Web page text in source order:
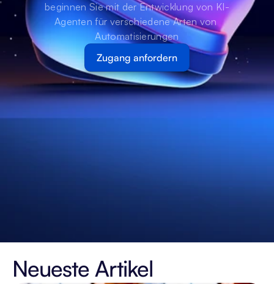
beginnen Sie mit der Entwicklung von KI-
Agenten für verschiedene Arten von
Automatisierungen
Zugang anfordern
Neueste Artikel